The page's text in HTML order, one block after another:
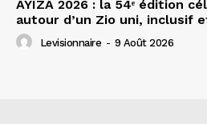
AYIZA 2026 : la 54ᵉ édition
autour d’un Zio uni, inclusif
Levisionnaire - 9 Août 2026